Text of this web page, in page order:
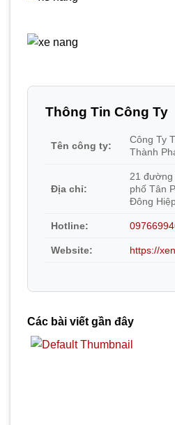
Thông Tin Công Ty
Tên công ty:
Công Ty
Thành
Địa chỉ:
21
phố Tân
Đông
Hotline:
Website: https://
Các bài viết gần đây